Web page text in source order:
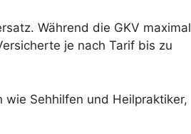
Während die GKV maximal
je nach Tarif bis zu
Sehhilfen und Heilpraktiker,